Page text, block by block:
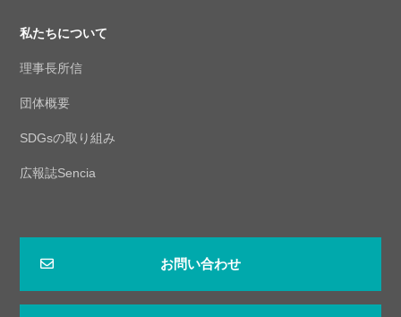
私たちについて
理事長所信
団体概要
SDGsの取り組み
広報誌Sencia
お問い合わせ